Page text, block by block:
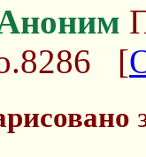
[